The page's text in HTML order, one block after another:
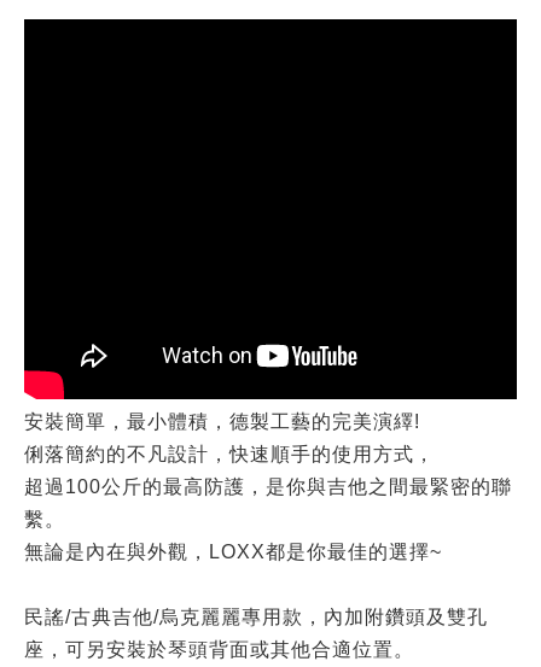
安裝簡單，最小體積，德製工藝的完美演繹!
俐落簡約的不凡設計，快速順手的使用方式，
超過100公斤的最高防護，是你與吉他之間最緊密的聯
繫。
無論是內在與外觀，LOXX都是你最佳的選擇~
民謠/古典吉他/烏克麗麗專用款，內加附鑽頭及雙孔
座，可另安裝於琴頭背面或其他合適位置。